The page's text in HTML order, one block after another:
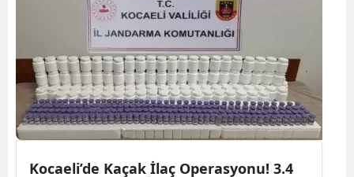
Kocaeli’de Kaçak İlaç Operasyonu! 3.4